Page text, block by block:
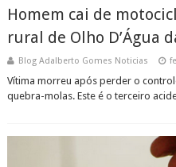
Homem cai de
rural de Olho D’Água
Blog Adalberto Gomes Noticias
Vítima morreu após perder o
quebra-molas. Este é o terceiro